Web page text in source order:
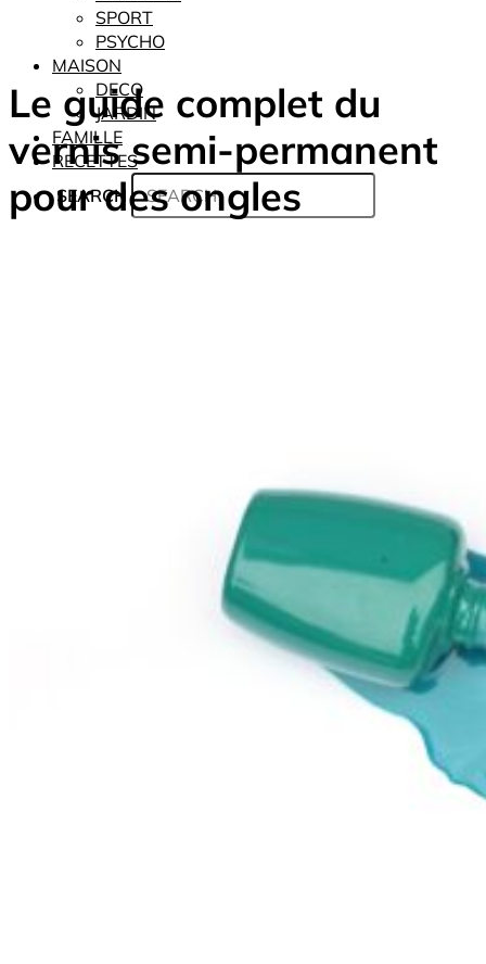
SPORT
PSYCHO
MAISON
DECO
JARDIN
FAMILLE
RECETTES
SEARCH
Le guide complet du
vernis semi-permanent
pour des ongles